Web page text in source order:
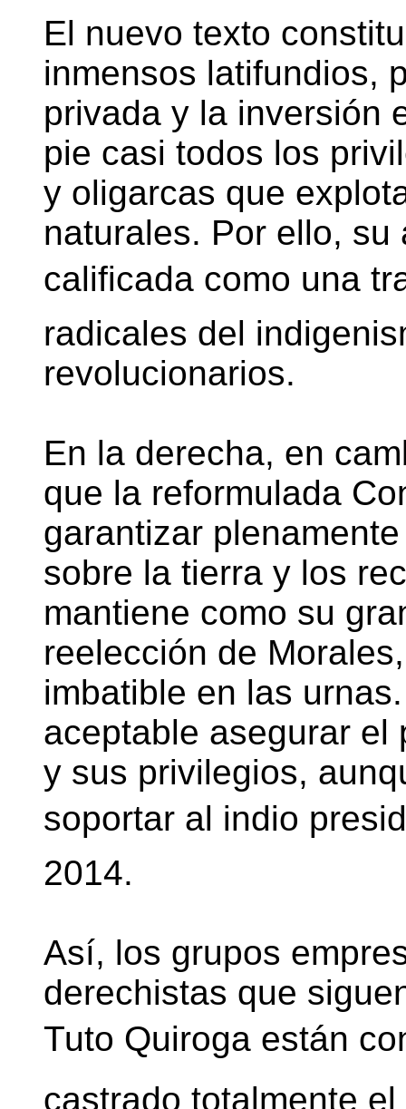
El nuevo texto
inmensos latifundios,
privada y la inversión
pie casi todos los
y oligarcas que
naturales. Por ello,
calificada como una
radicales del
revolucionarios.
En la derecha, en
que la reformulada
garantizar
sobre la tierra y los
mantiene como su
reelección de
imbatible en las
aceptable asegurar el
y sus privilegios,
soportar al indio
2014.
Así, los grupos
derechistas que
Tuto Quiroga están
castrado totalmente